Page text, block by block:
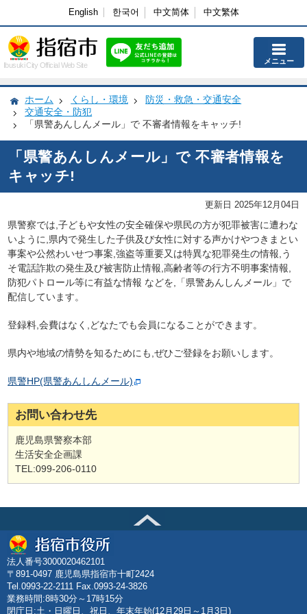
English 한국어 中文简体 中文繁体
Ibusuki City Official Web Site メニュー
ホーム くらし・環境
防災・救急・交通安全
交通安全・防犯
「県警あんしんメール」で 不審者情報をキャッチ!
「県警あんしんメール」で 不審者情報を
キャッチ!
更新日 2025年12月04日
県警察では,子どもや女性の安全確保や県民の方が犯罪被害に遭わな
いように,県内で発生した子供及び女性に対する声かけやつきまとい
事案や公然わいせつ事案,強盗等重要又は特異な犯罪発生の情報,う
そ電話詐欺の発生及び被害防止情報,高齢者等の行方不明事案情報,
防犯パトロール等に有益な情報 などを,「県警あんしんメール」で
配信しています。
登録料,会費はなく,どなたでも会員になることができます。
県内や地域の情勢を知るためにも,ぜひご登録をお願いします。
県警HP(県警あんしんメール)
お問い合わせ先
鹿児島県警察本部
生活安全企画課
TEL:099-206-0110
法人番号3000020462101
〒891-0497 鹿児島県指宿市十町2424
Tel.0993-22-2111 Fax.0993-24-3826
業務時間:8時30分～17時15分
閉庁日:土・日曜日、祝日、年末年始(12月29日～1月3日)